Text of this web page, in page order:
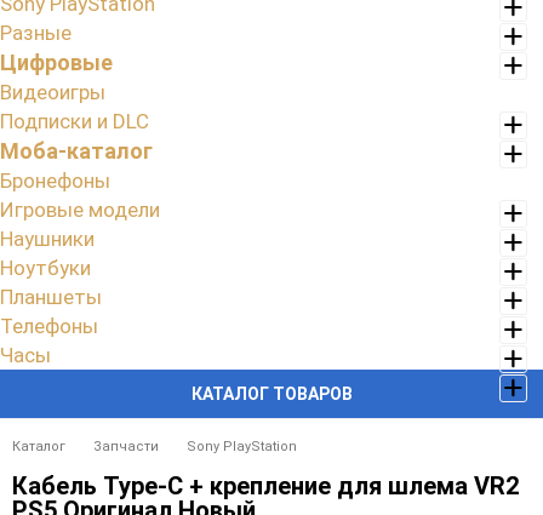
КАТАЛОГ ТОВАРОВ
Разные
Цифровые
Видеоигры
Подписки и DLC
Моба-каталог
Бронефоны
Игровые модели
Наушники
Ноутбуки
Планшеты
Телефоны
Часы
Каталог Запчасти Sony PlayStation
Кабель Type-C + крепление для шлема VR2